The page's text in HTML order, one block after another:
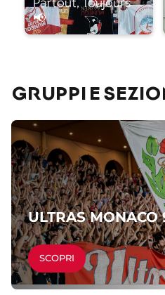
GRUPPI E
ULTRAS MONACO
SCOPRI